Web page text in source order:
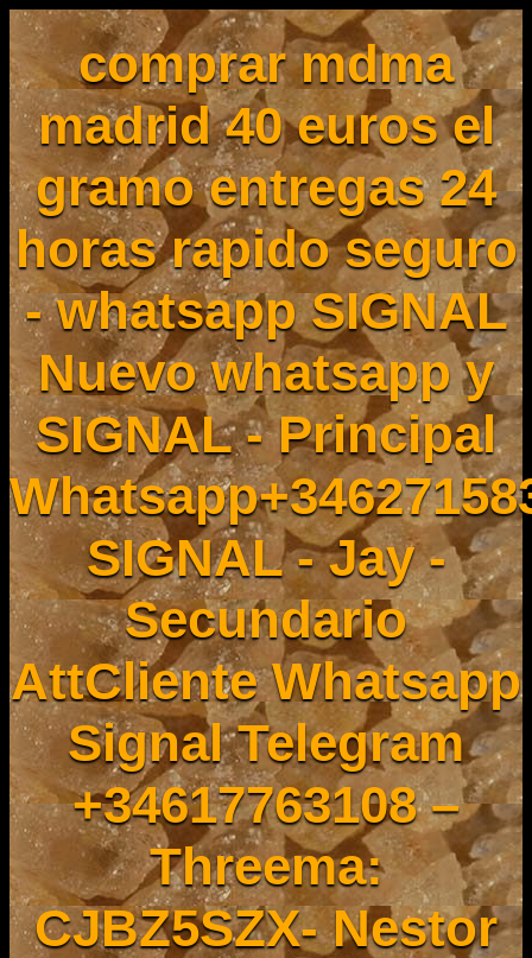
comprar mdma
madrid 40 euros el
gramo entregas 24
horas rapido seguro
- whatsapp SIGNAL
Nuevo whatsapp y
SIGNAL - Principal
SIGNAL - Jay -
Secundario
AttCliente Whatsapp
Signal Telegram
+34617763108 –
Threema:
CJBZ5SZX- Nestor